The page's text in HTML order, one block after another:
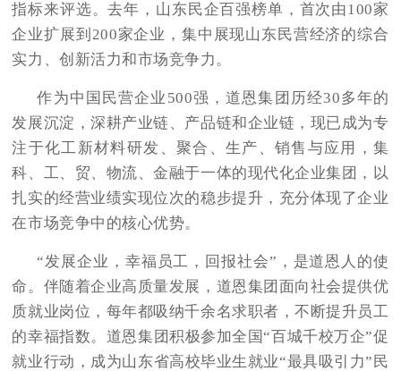
指标来评选。去年，山东民企百强榜单，首次由100家
企业扩展到200家企业，集中展现山东民营经济的综合
实力、创新活力和市场竞争力。
作为中国民营企业 500强，道恩集团历经30多年的
发展沉淀，深耕产业链、产品链和企业链，现已成为专
注于化工新材料研发、聚合、生产、销售与应用，集
科、工、贸、物流、金融于一体的现代化企业集团，以
扎实的经营业绩实现位次的稳步提升，充分体现了企业
在市场竞争中的核心优势。
“发展企业，幸福员工，回报社会”，是道恩人的使
命。伴随着企业高质量发展，道恩集团面向社会提供优
质就业岗位，每年都吸纳千余名求职者，不断提升员工
的幸福指数。道恩集团积极参加全国“百城千校万企”促
就业行动，成为山东省高校毕业生就业“最具吸引力”民